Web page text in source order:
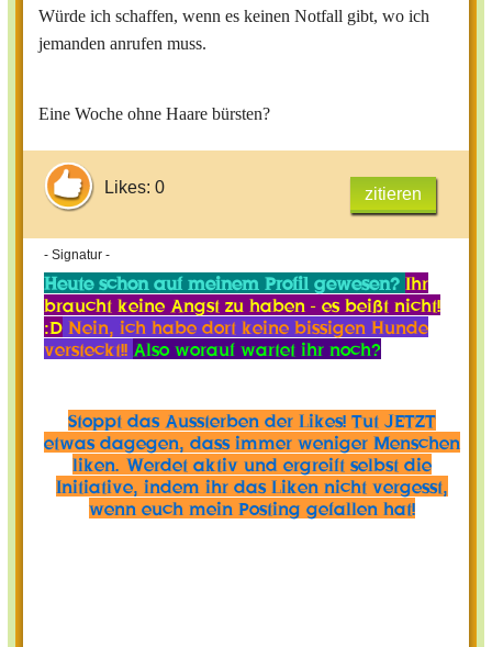
Würde ich schaffen, wenn es keinen Notfall gibt, wo ich
jemanden anrufen muss.
Eine Woche ohne Haare bürsten?
Likes: 0 zitieren
- Signatur -
Heute schon auf meinem Profil gewesen? Ihr
braucht keine Angst zu haben - es beißt nicht!
:D Nein, ich habe dort keine bissigen Hunde
versteckt!! Also worauf wartet ihr noch?
Stoppt das Aussterben der Likes! Tut JETZT
etwas dagegen, dass immer weniger Menschen
liken. Werdet aktiv und ergreift selbst die
Initiative, indem ihr das Liken nicht vergesst,
wenn euch mein Posting gefallen hat!